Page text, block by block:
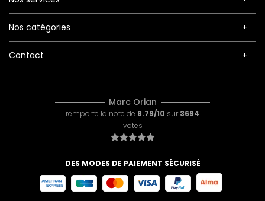
Nos catégories
Contact
Marc Orian
remporte la note de 8.79/10 sur 3694
votes
DES MODES DE PAIEMENT SÉCURISÉ